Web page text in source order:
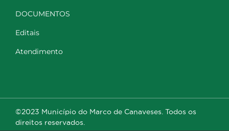
DOCUMENTOS
Editais
Atendimento
©2023 Município do Marco de Canaveses. Todos os
direitos reservados.